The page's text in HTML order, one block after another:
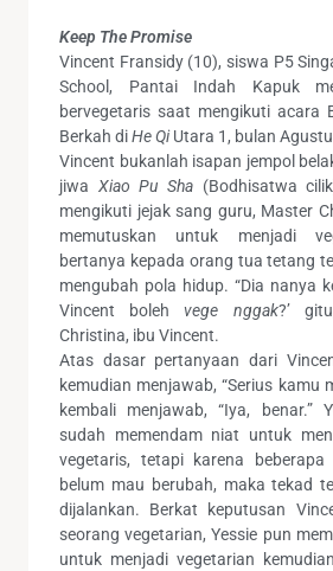
Keep ThePromise
Vincent Fransidy (10), siswa P5
School, Pantai Indah Kapuk
bervegetaris saat mengikuti acara
Berkah diHe QiUtara 1, bulan
Vincent bukanlah isapan jempol
jiwa Xiao Pu Sha (Bodhisatwa
mengikuti jejak sang guru, Master
memutuskan untuk menjadi
bertanya kepada orang tua tetang
mengubah pola hidup. “Dia nanya
Vincent bolehvege nggak?’
Christina, ibu Vincent.
Atas dasar pertanyaan dari
kemudian menjawab, “Serius kamu
kembali menjawab, “Iya, benar.”
sudah memendam niat untuk
vegetaris, tetapi karena beberapa
belum mau berubah, maka tekad
dijalankan. Berkat keputusan
seorang vegetarian, Yessie pun
untuk menjadi vegetarian